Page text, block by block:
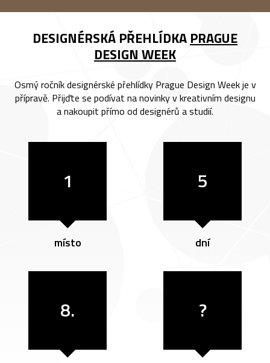
DESIGNÉRSKÁ PŘEHLÍDKA PRAGUE
DESIGN WEEK
Osmý ročník designérské přehlídky Prague Design Week je v
přípravě. Přijďte se podívat na novinky v kreativním designu
a nakoupit přímo od designérů a studií.
1
místo
5
dní
8. ?